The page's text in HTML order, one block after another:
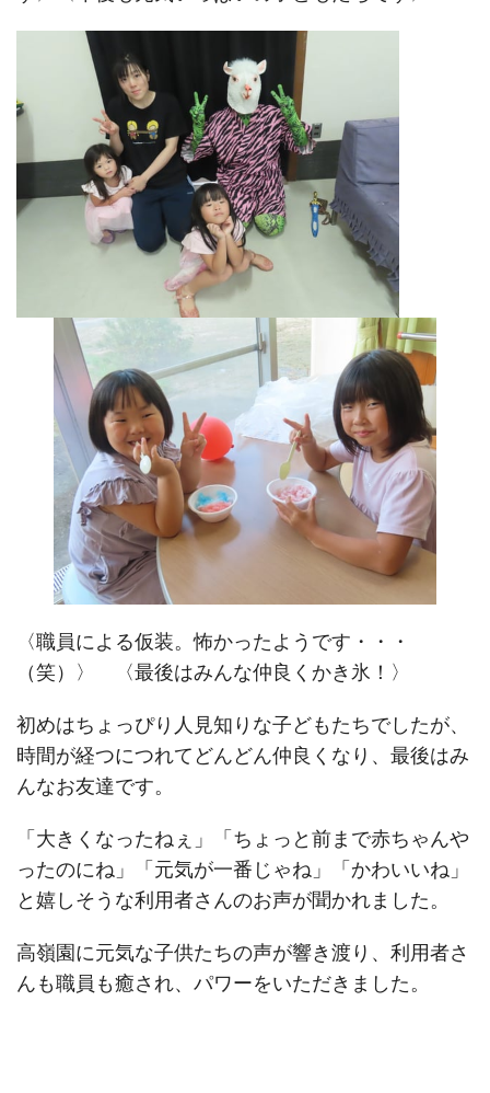
〈職員による仮装。怖かったようです・・・
（笑）〉 〈最後はみんな仲良くかき氷！〉
初めはちょっぴり人見知りな子どもたちでしたが、
時間が経つにつれてどんどん仲良くなり、最後はみ
んなお友達です。
「大きくなったねぇ」「ちょっと前まで赤ちゃんや
ったのにね」「元気が一番じゃね」「かわいいね」
と嬉しそうな利用者さんのお声が聞かれました。
高嶺園に元気な子供たちの声が響き渡り、利用者さ
んも職員も癒され、パワーをいただきました。